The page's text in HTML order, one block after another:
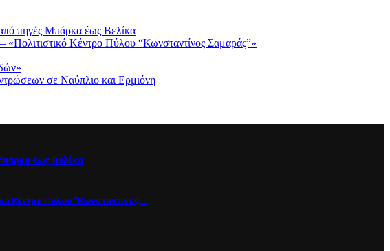
πηγές Μπάρκα έως Βελίκα
Κέντρο Πύλου “Κωνσταντίνος Σαμαράς”»
σε Ναύπλιο και Ερμιόνη
έως Βελίκα
Κέντρο Πύλου “Κωνσταντίνος...